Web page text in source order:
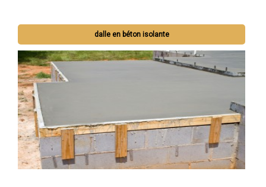
dalle en béton isolante